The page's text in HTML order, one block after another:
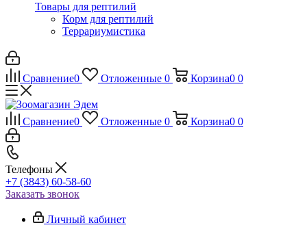
Товары для рептилий
Корм для рептилий
Террариумистика
Сравнение0 Отложенные 0 Корзина0 0
Сравнение0 Отложенные 0 Корзина0 0
Телефоны
+7 (3843) 60-58-60
Заказать звонок
Личный кабинет